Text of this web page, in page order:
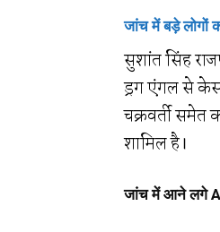
जांच में बड़े लोगों
सुशांत सिंह
ड्रग एंगल से
चक्रवर्ती समेत
शामिल है।
जांच में आने लगे A